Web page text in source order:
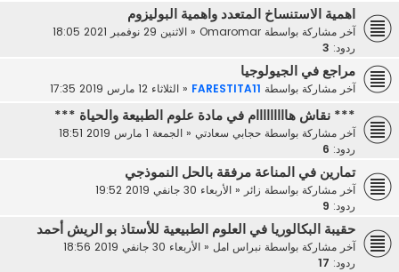
اهمية الاستنساخ المتعدد واهمية البوليزوم
آخر مشاركة بواسطة Omaromar
« الاثنين 29 نوفمبر 2021 18:05
ردود: 3
مراجع في الجيولوجيا
آخر مشاركة بواسطة FARESTITA11
« الثلاثاء 12 مارس 2019 17:35
*** نقاش هااااااااام في مادة علوم الطبيعة والحياة ***
آخر مشاركة بواسطة حجابي سعادتي « الجمعة 1 مارس 2019 18:51
ردود: 6
تمارين في المناعة مرفقة بالحل النموذجي
آخر مشاركة بواسطة زائر« الأربعاء 30 جانفي 2019 19:52
ردود: 9
حقيبة البكالوريا في العلوم الطبيعية للأستاذ بو الريش أحمد
آخر مشاركة بواسطة نبراس امل « الأربعاء 30 جانفي 2019 18:56
ردود: 17